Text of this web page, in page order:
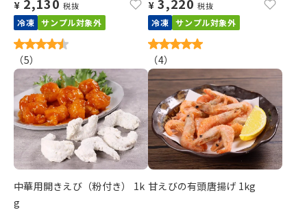
¥
税抜
冷凍 サンプル対象外
（5）
¥
税抜
冷凍 サンプル対象外
（4）
中華用開きえび（粉付き） 1k
g
甘えびの有頭唐揚げ 1kg